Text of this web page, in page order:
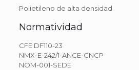
Polietileno de alta densidad
Normatividad
CFE DF110-23
NMX-E-242/1-ANCE-CNCP
NOM-001-SEDE